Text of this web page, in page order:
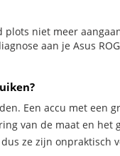
plots niet meer
aan je Asus ROG
Een accu met een
van de maat en het
ze zijn onpraktisch